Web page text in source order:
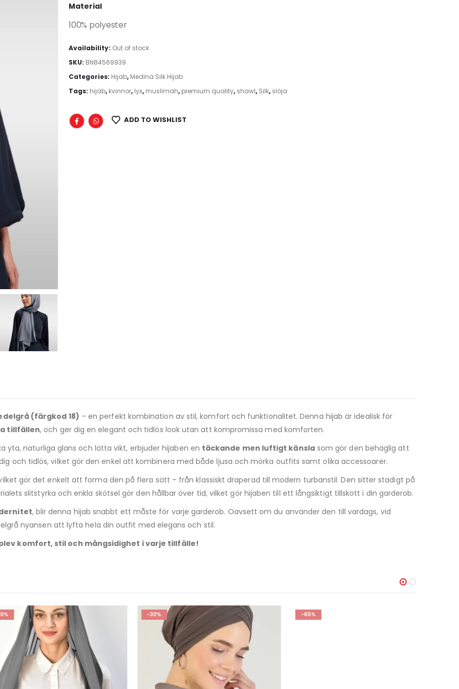
Material
100% polyester
Availability: Out of stock
SKU: BN84569939
Categories: Hijab, Medina Silk Hijab
Tags: hijab, kvinnor, lyx, muslimah, premium quality, shawl, Silk, slöja
ADD TO WISHLIST
(färgkod 18) – en perfekt kombination av stil, komfort och funktionalitet. Denna hijab är idealisk för
tillfällen, och ger dig en elegant och tidlös look utan att kompromissa med komforten.
yta, naturliga glans och lätta vikt, erbjuder hijaben en täckande men luftigt känslasom gör den behaglig att
och tidlös, vilket gör den enkel att kombinera med både ljusa och mörka outfits samt olika accessoarer.
gör det enkelt att forma den på flera sätt – från klassiskt draperad till modern turbanstil. Den sitter stadigt på
slitstyrka och enkla skötsel gör den hållbar över tid, vilket gör hijaben till ett långsiktigt tillskott i din garderob.
, blir denna hijab snabbt ett måste för varje garderob. Oavsett om du använder den till vardags, vid
nyansen att lyfta hela din outfit med elegans och stil.
komfort, stil och mångsidighet i varje tillfälle!